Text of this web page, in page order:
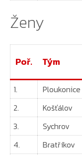
Ženy
Poř. Tým
1. Ploukonice
2.
Košťálov
3.
Sychrov
4.
Bratříkov